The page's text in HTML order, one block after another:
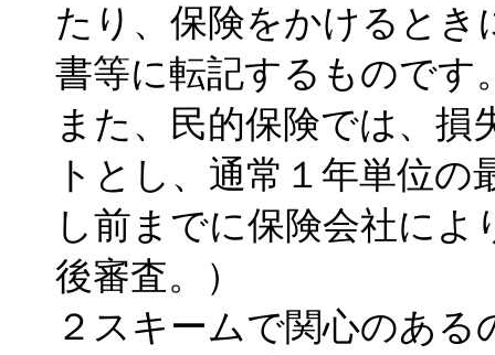
たり、保険をかけるとき
書等に転記するものです
また、民的保険では、
トとし、通常１年単位
し前までに保険会社に
後審査。）
２スキームで関心のあ